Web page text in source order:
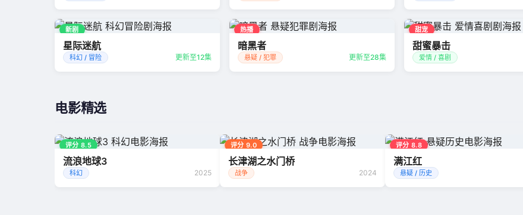
新剧
星际迷航
科幻 / 冒险 更新至12集
热播
暗黑者
悬疑 / 犯罪 更新至28集
甜宠
甜蜜暴击
爱情 / 喜剧
电影精选
评分 8.5
流浪地球3
科幻 2025
评分 9.0
长津湖之水门桥
战争 2024
评分 8.8
满江红
悬疑 / 历史